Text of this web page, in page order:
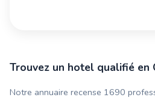
Trouvez un hotel qualifié en
Notre annuaire recense 1690